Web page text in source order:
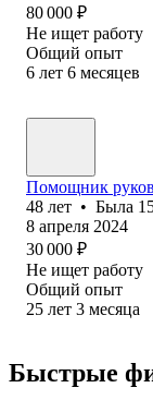
80 000 ₽
Не ищет работу
Общий опыт
6 лет 6 месяцев
Помощник
48 лет • Была
8 апреля 2024
30 000 ₽
Не ищет работу
Общий опыт
25 лет 3 месяца
Быстрые